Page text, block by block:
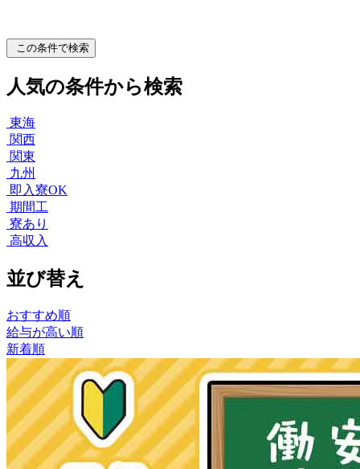
この条件で検索
人気の条件から検索
東海
関西
関東
九州
即入寮OK
期間工
寮あり
高収入
並び替え
おすすめ順
給与が高い順
新着順